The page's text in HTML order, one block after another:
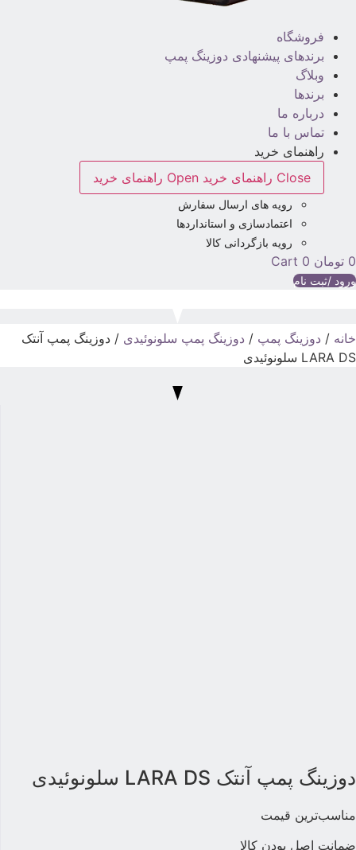
فروشگاه
برندهای پیشنهادی دوزینگ پمپ
وبلاگ
برندها
درباره ما
تماس با ما
راهنمای خرید
Close راهنمای خرید
Open راهنمای خرید
رویه های ارسال سفارش
اعتمادسازی و استانداردها
رویه بازگردانی کالا
0 تومان 0
Cart
ورود /ثبت نام
خانه / دوزینگ پمپ / دوزینگ پمپ سلونوئیدی / دوزینگ پمپ آنتک
LARA DS سلونوئیدی
دوزینگ پمپ آنتک LARA DS سلونوئیدی
مناسب‌ترین قیمت
ضمانت اصل بودن کالا